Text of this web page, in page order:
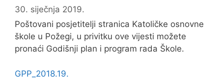
30. siječnja 2019.
Poštovani posjetitelji stranica Katoličke osnovne
škole u Požegi, u privitku ove vijesti možete
pronaći Godišnji plan i program rada Škole.
GPP_2018.19.